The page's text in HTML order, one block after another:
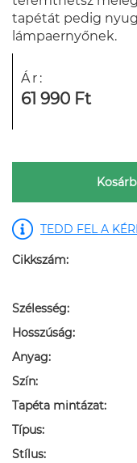
tapétát pedig
lámpaernyőnek.
Ár:
61 990 Ft
TEDD FEL A
Cikkszám:
Szélesség:
Hosszúság:
Anyag:
Szín:
Tapéta mintázat:
Típus:
Stílus: